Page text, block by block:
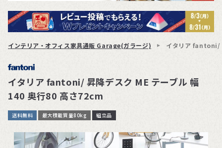
インテリア・オフィス家具通販 Garage(ガラージ) イタリア fantoni/
イタリア fantoni/ 昇降デスク ME テーブル 幅
140 奥行80 高さ72cm
送料無料 最大積載質量80kg 組立品